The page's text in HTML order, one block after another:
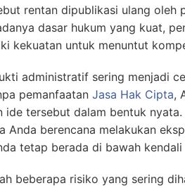
rentan dipublikasi ulang oleh
dasar hukum yang kuat,
kekuatan untuk menuntut
administratif sering menjadi
pemanfaatan Jasa Hak Cipta,
ide tersebut dalam bentuk
Anda berencana melakukan
tetap berada di bawah
beberapa risiko yang sering